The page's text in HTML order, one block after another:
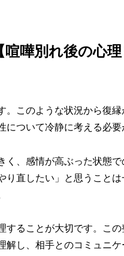
嘩別れ後の心理
。このような状況から復
ついて冷静に考える必要
く、感情が高ぶった状態
り直したい」と思うこと
ることが大切です。こ
解し、相手とのコミュニ